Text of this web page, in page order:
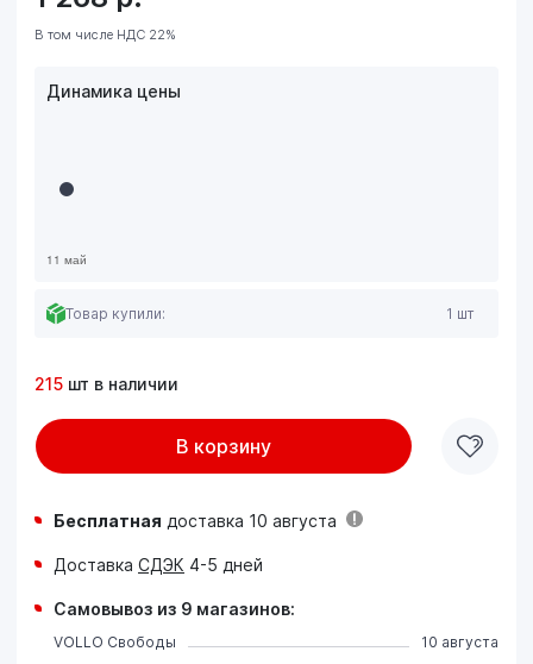
В том числе НДС 22%
Динамика цены
Товар купили: 1 шт
215 шт в наличии
В корзину
Бесплатная доставка 10 августа
Доставка СДЭК 4-5 дней
Самовывоз из 9 магазинов:
VOLLO Свободы
10 августа